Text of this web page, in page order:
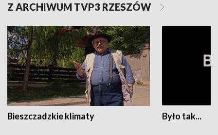
Z ARCHIWUM TVP3 RZESZÓW
Bieszczadzkie klimaty Było tak...